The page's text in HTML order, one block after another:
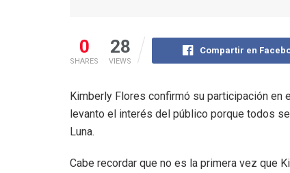
0
SHARES
28
VIEWS
Compartir en
Kimberly Flores confirmó su participación en
levanto el interés del público porque todos
Luna.
Cabe recordar que no es la primera vez que